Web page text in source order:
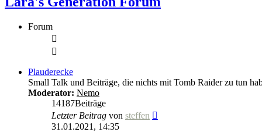
Forum
Plauderecke
Small Talk und Beiträge, die nichts mit Tomb Raider zu tun
Moderator: Nemo
14187Beiträge
Letzter Beitrag von steffen
31.01.2021, 14:35